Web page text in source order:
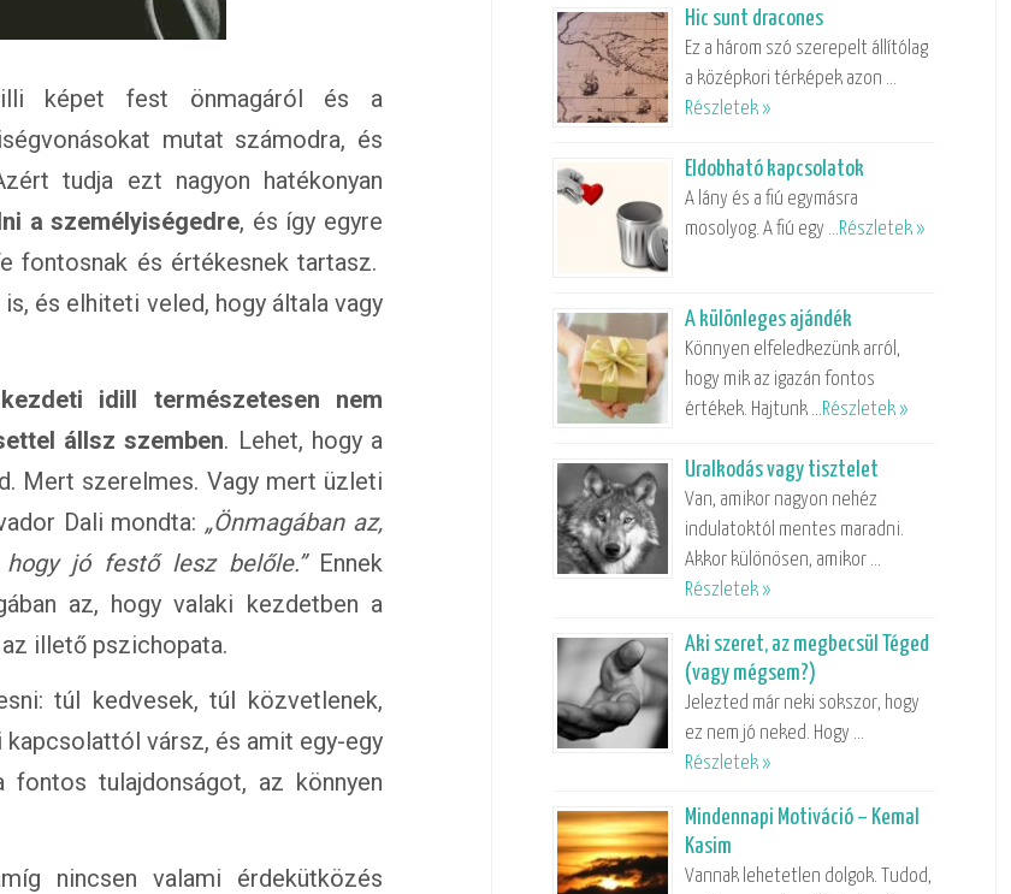
képet fest önmagáról és a
mutat számodra, és
tudja ezt nagyon hatékonyan
a személyiségedre, és így egyre
fontosnak és értékesnek tartasz.
és elhiteti veled, hogy általa vagy
idill természetesen nem
állsz szemben. Lehet, hogy a
Mert szerelmes. Vagy mert üzleti
Dali mondta: „Önmagában az,
jó festő lesz belőle.”Ennek
az, hogy valaki kezdetben a
illető pszichopata.
túl kedvesek, túl közvetlenek,
vársz, és amit egy-egy
tulajdonságot, az könnyen
nincsen valami érdekütközés
Hic sunt dracones
Ez a három szó szerepelt állítólag
a középkori térképek azon …
Részletek »
Eldobható kapcsolatok
A lány és a fiú egymásra
mosolyog. A fiú egy …Részletek »
A különleges ajándék
Könnyen elfeledkezünk arról,
hogy mik az igazán fontos
értékek. Hajtunk …Részletek »
Uralkodás vagy tisztelet
Van, amikor nagyon nehéz
indulatoktól mentes maradni.
Akkor különösen, amikor …
Részletek »
Aki szeret, az megbecsül Téged
(vagy mégsem?)
Jelezted már neki sokszor, hogy
ez nem jó neked. Hogy …
Részletek »
Mindennapi Motiváció – Kemal
Kasim
Vannak lehetetlen dolgok. Tudod,